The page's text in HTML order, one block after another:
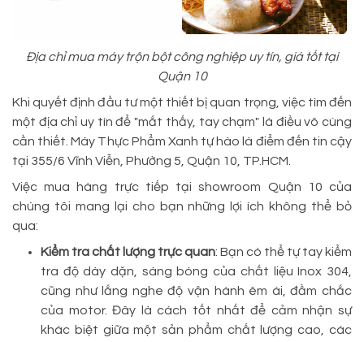
Địa chỉ mua máy trộn bột công nghiệp uy tín, giá tốt tại
Quận 10
Khi quyết định đầu tư một thiết bị quan trọng, việc tìm đến
một địa chỉ uy tín để "mắt thấy, tay chạm" là điều vô cùng
cần thiết. Máy Thực Phẩm Xanh tự hào là điểm đến tin cậy
tại 355/6 Vĩnh Viễn, Phường 5, Quận 10, TP.HCM.
Việc mua hàng trực tiếp tại showroom Quận 10 của
chúng tôi mang lại cho bạn những lợi ích không thể bỏ
qua:
Kiểm tra chất lượng trực quan: Bạn có thể tự tay kiểm
tra độ dày dặn, sáng bóng của chất liệu Inox 304,
cũng như lắng nghe độ vận hành êm ái, đầm chắc
của motor. Đây là cách tốt nhất để cảm nhận sự
khác biệt giữa một sản phẩm chất lượng cao, các